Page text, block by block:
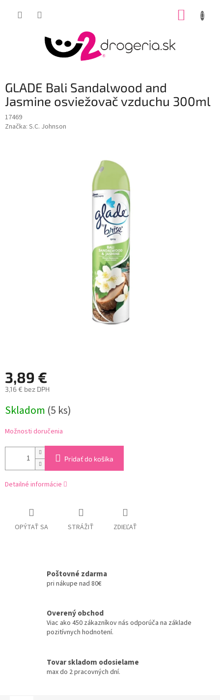
GLADE Bali Sandalwood and
Jasmine osviežovač vzduchu 300ml
17469
Značka: S.C. Johnson
3,89 €
3,16 € bez DPH
cena:
Skladom (5 ks)
Možnosti doručenia
Pridať do košíka
Detailné informácie
OPÝTAŤ SA STRÁŽIŤ ZDIEĽAŤ
Poštovné zdarma
pri nákupe nad 80€
Overený obchod
Viac ako 450 zákazníkov nás odporúča na základe
pozitívnych hodnotení.
Tovar skladom odosielame
max do 2 pracovných dní.